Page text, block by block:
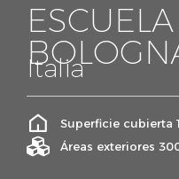
Italia
Superficie cubierta
Áreas exteriores